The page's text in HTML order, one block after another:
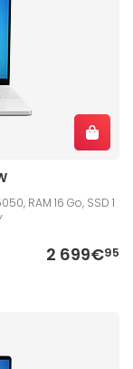
RAM 16 Go, SSD 1
2 699€95